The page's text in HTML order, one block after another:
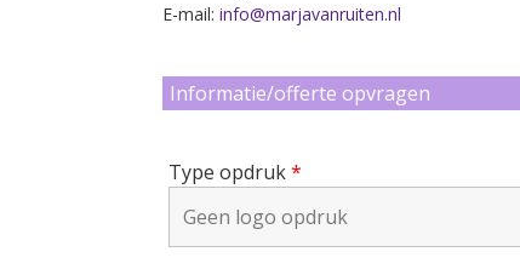
E-mail:info@marjavanruiten.nl
Informatie/offerte opvragen
Type opdruk*